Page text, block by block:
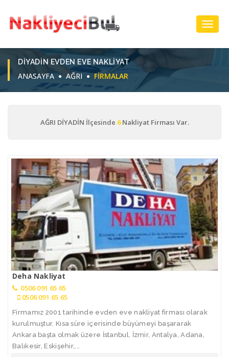
DIYADIN EVDEN EVE NAKLIYAT
ANASAYFA AĞRI FIRMALAR
AĞRI DİYADİN İlçesinde 6Nakliyat Firması Var.
Deha Nakliyat
0506 091 65 65
0506 091 65 65
Firmamız 2001 tarihinde evden eve nakliyat firması olarak
kurulmuştur. Kısa süre içerisinde büyümeyi başararak
Ankara başta olmak üzere İstanbul, İzmir, Antalya, Adana,
Balıkesir, Eskişehir,...